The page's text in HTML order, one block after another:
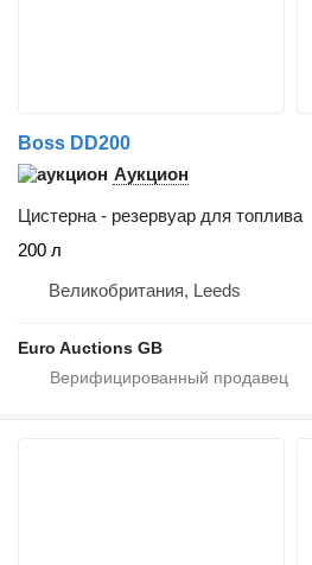
Boss DD200
Аукцион
Цистерна - резервуар для топлива
200 л
Великобритания, Leeds
Euro Auctions GB